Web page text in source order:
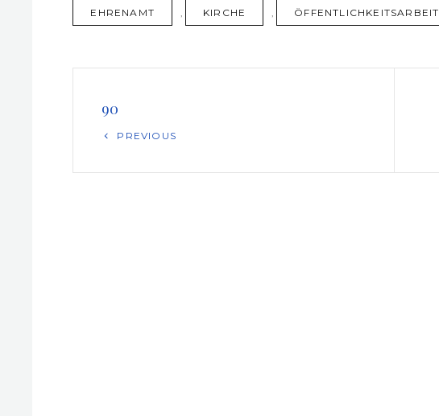
TAGSEHRENAMT KIRCHE ÖFFENTLICHKEITSARBEIT
90
Previous
PREVIOUS